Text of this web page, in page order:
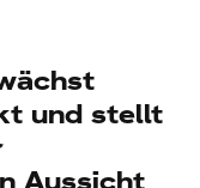
und stellt